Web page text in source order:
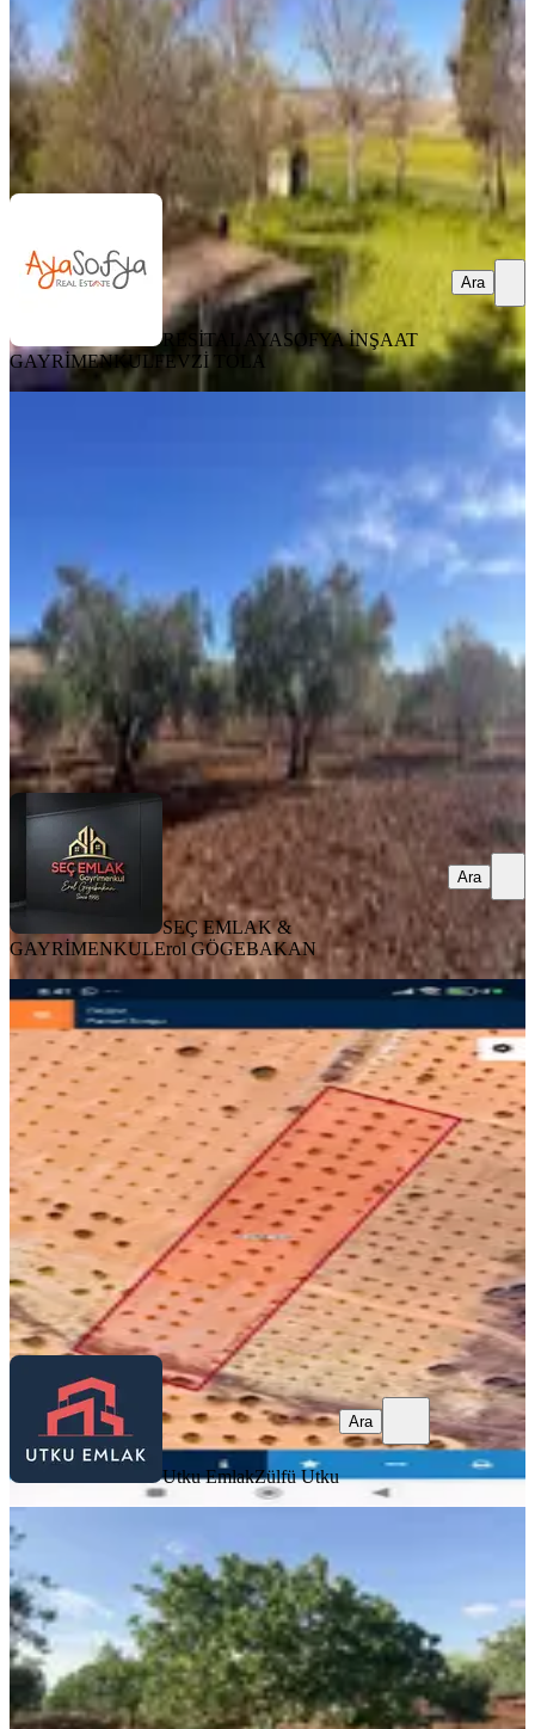
RESİTAL AYASOFYA İNŞAAT GAYRİMENKULFEVZİ
TOLA
RESİTAL AYASOFYA İNŞAAT
GAYRİMENKUL
FEVZİ TOLA
Ara
1.306/m²· 28.02.2026
1.850.000 ₺
SEÇ EMLAK & GAYRİMENKULErol GÖGEBAKAN
Ara
SEÇ EMLAK &
GAYRİMENKULErol GÖGEBAKAN
Ara
Oğuzeli Utku Emlaktan Uygun Zeytin
Bahçesi
Oğuzeli, Bulduk Mahallesi
3379 m² · 577/m²·31.07.2026
1.950.000 ₺
Utku EmlakZülfü Utku
Ara
Utku EmlakZülfü Utku
Ara
Nova Gayrimenkul'den 1 Hafta
Uygun Fiyat Fıstık Zeytin
Oğuzeli, Subaşı Mahallesi
2925 m²·632/m²·14.07.2026
1.850.000 ₺ 2.000.000 ₺